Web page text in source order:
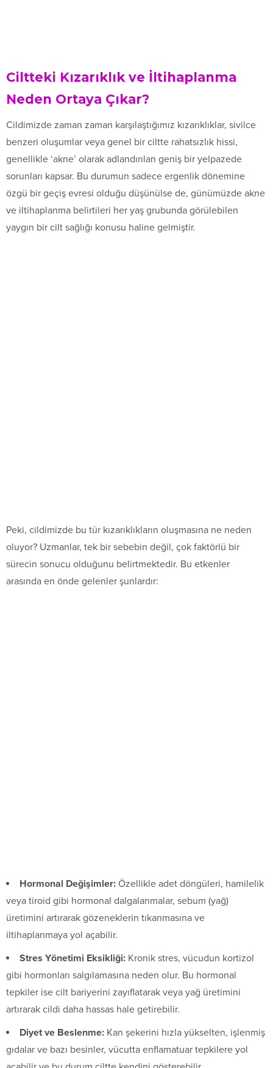
Ciltteki Kızarıklık ve İltihaplanma
Neden Ortaya Çıkar?
Cildimizde zaman zaman karşılaştığımız kızarıklıklar, sivilce
benzeri oluşumlar veya genel bir ciltte rahatsızlık hissi,
genellikle ‘akne’ olarak adlandırılan geniş bir yelpazede
sorunları kapsar. Bu durumun sadece ergenlik dönemine
özgü bir geçiş evresi olduğu düşünülse de, günümüzde akne
ve iltihaplanma belirtileri her yaş grubunda görülebilen
yaygın bir cilt sağlığı konusu haline gelmiştir.
Peki, cildimizde bu tür kızarıklıkların oluşmasına ne neden
oluyor? Uzmanlar, tek bir sebebin değil, çok faktörlü bir
sürecin sonucu olduğunu belirtmektedir. Bu etkenler
arasında en önde gelenler şunlardır:
Hormonal Değişimler: Özellikle adet döngüleri, hamilelik
veya tiroid gibi hormonal dalgalanmalar, sebum (yağ)
üretimini artırarak gözeneklerin tıkanmasına ve
iltihaplanmaya yol açabilir.
Stres Yönetimi Eksikliği: Kronik stres, vücudun kortizol
gibi hormonları salgılamasına neden olur. Bu hormonal
tepkiler ise cilt bariyerini zayıflatarak veya yağ üretimini
artırarak cildi daha hassas hale getirebilir.
Diyet ve Beslenme: Kan şekerini hızla yükselten, işlenmiş
gıdalar ve bazı besinler, vücutta enflamatuar tepkilere yol